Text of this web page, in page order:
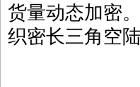
货量动态加密
织密长三角空